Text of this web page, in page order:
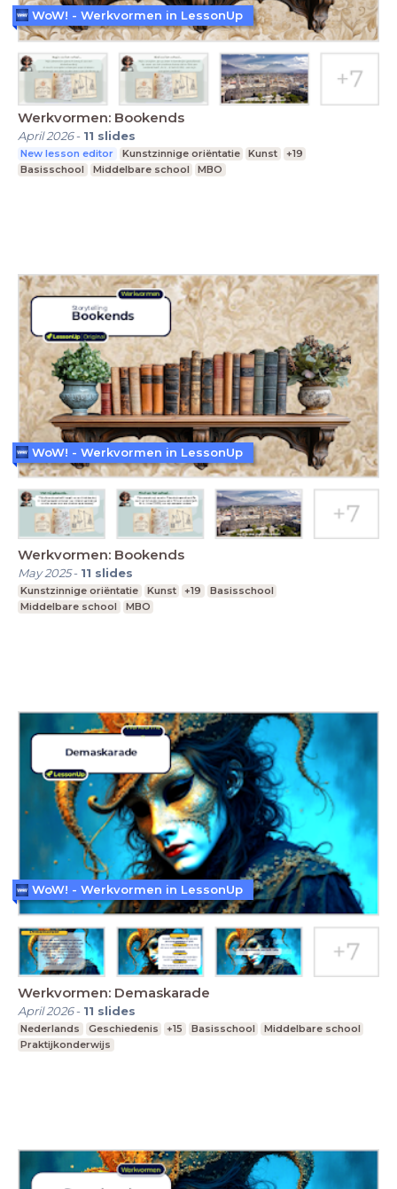
Werkvormen: Bookends
April 2026- 11 slides
New lesson editor Kunstzinnige oriëntatie Kunst
+19
Basisschool
Middelbare school MBO
WoW! - Werkvormen in LessonUp
Werkvormen: Bookends
May 2025- 11 slides
Kunstzinnige oriëntatie Kunst +19
Basisschool
Middelbare school
MBO
WoW! - Werkvormen in LessonUp
Werkvormen: Demaskarade
April 2026- 11 slides
Nederlands Geschiedenis +15 Basisschool
Middelbare school
Praktijkonderwijs
WoW! - Werkvormen in LessonUp